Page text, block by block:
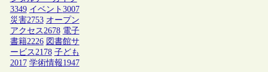
3349 イベント 3007
災害2753 オープン
アクセス 2678 電子
書籍2226 図書館サ
ービス 2178 子ども
2017 学術情報1947